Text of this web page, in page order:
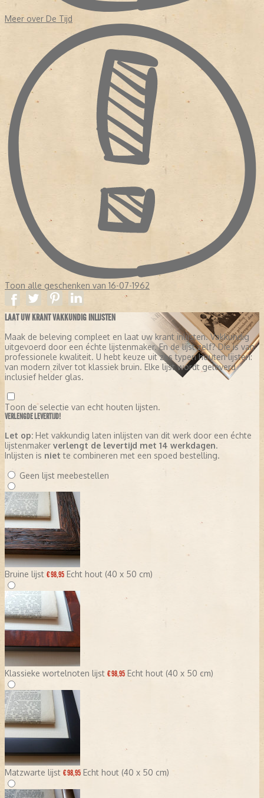
Meer over De Tijd
Toon alle geschenken van 16-07-1962
LAAT UW KRANT VAKKUNDIG INLIJSTEN
Maak de beleving compleet en laat uw krant inlijsten. Vakkundig
uitgevoerd door een échte lijstenmaker. En de lijst zelf? Die is van
professionele kwaliteit. U hebt keuze uit zes typen houten lijsten:
van modern zilver tot klassiek bruin. Elke lijst wordt geleverd
inclusief helder glas.
Toon de selectie van echt houten lijsten.
VERLENGDE LEVERTIJD!
Let op: Het vakkundig laten inlijsten van dit werk door een échte
lijstenmaker verlengt de levertijd met 14 werkdagen.
Inlijsten is niet te combineren met een spoed bestelling.
Geen lijst meebestellen
Bruine lijst € 98,95 Echt hout (40 x 50 cm)
Klassieke wortelnoten lijst € 98,95 Echt hout (40 x 50 cm)
Matzwarte lijst € 98,95 Echt hout (40 x 50 cm)